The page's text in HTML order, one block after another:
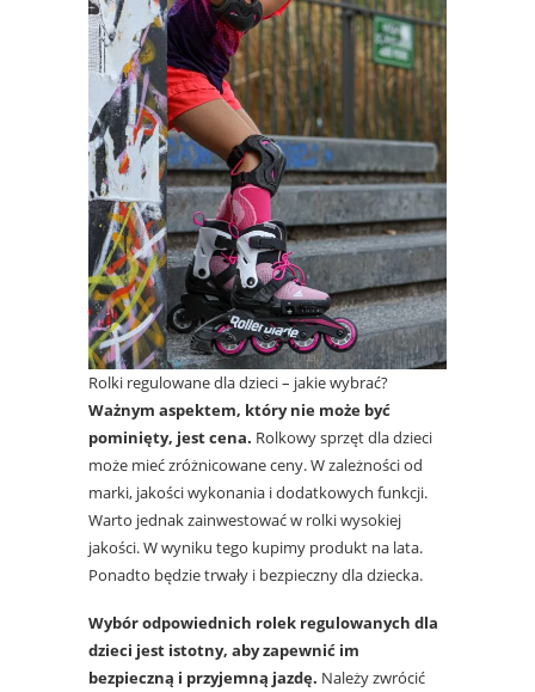
Rolki regulowane dla dzieci – jakie wybrać?
Ważnym aspektem, który nie może być
pominięty, jest cena. Rolkowy sprzęt dla dzieci
może mieć zróżnicowane ceny. W zależności od
marki, jakości wykonania i dodatkowych funkcji.
Warto jednak zainwestować w rolki wysokiej
jakości. W wyniku tego kupimy produkt na lata.
Ponadto będzie trwały i bezpieczny dla dziecka.
Wybór odpowiednich rolek regulowanych dla
dzieci jest istotny, aby zapewnić im
bezpieczną i przyjemną jazdę. Należy zwrócić